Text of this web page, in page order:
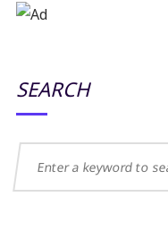
SEARCH